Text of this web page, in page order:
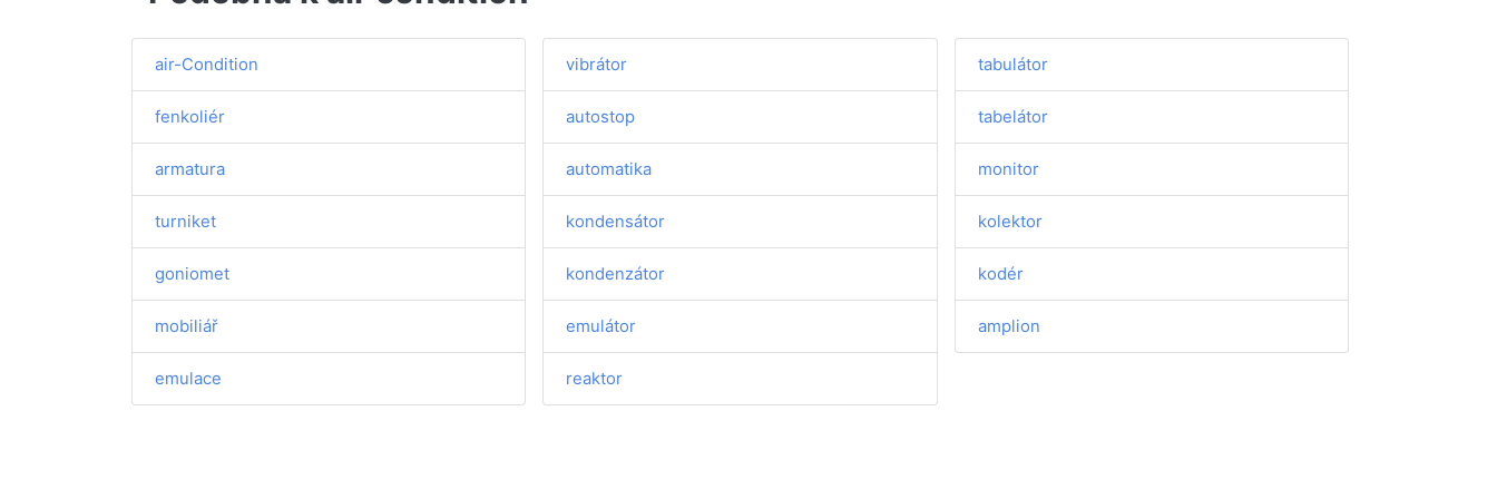
air-Condition
fenkoliér
armatura
turniket
goniomet
mobiliář
emulace
vibrátor
autostop
automatika
kondensátor
kondenzátor
emulátor
reaktor
tabulátor
tabelátor
monitor
kolektor
kodér
amplion